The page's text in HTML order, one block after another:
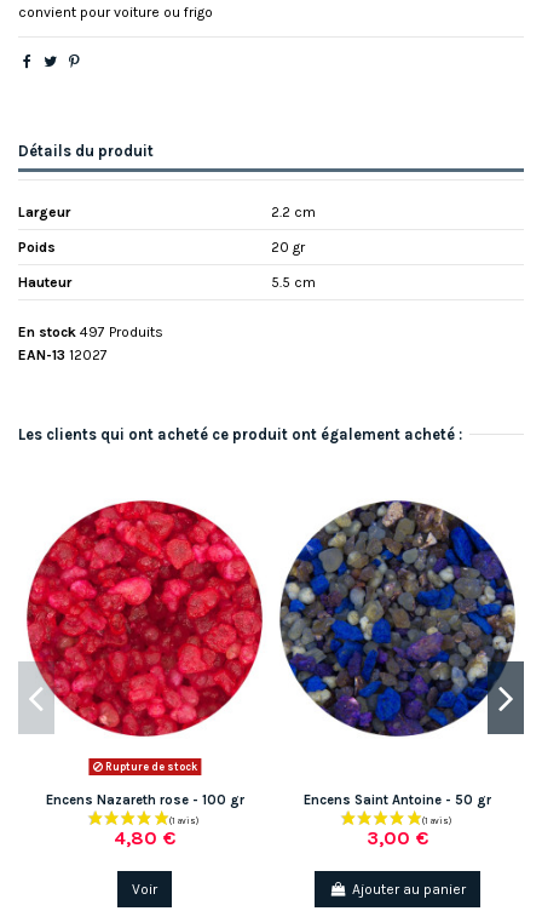
convient pour voiture ou frigo
Détails du produit
Largeur 2.2 cm
Poids 20 gr
Hauteur 5.5 cm
En stock 497 Produits
EAN-13 12027
Les clients qui ont acheté ce produit ont également acheté :
Rupture de stock
Encens Nazareth rose - 100 gr
4,80 €
Voir
Encens Saint Antoine - 50 gr
3,00 €
Ajouter au panier